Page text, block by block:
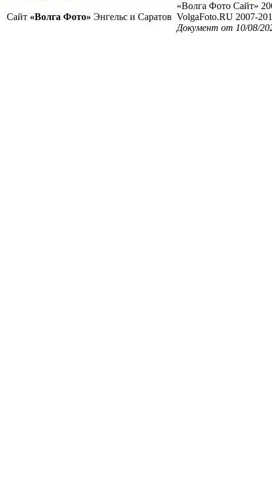
Сайт «Волга Фото» Энгельс и Саратов
«Волга Фото Сайт»
VolgaFoto.RU 2007-
Документ от 10/08/